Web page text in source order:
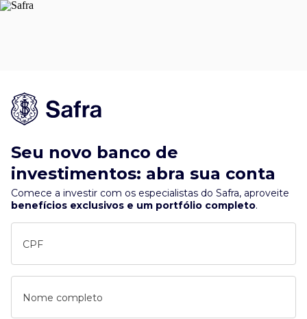
Seu novo banco de
investimentos: abra sua conta
Comece a investir com os especialistas do Safra, aproveite
benefícios exclusivos e um portfólio completo.
CPF
Nome completo